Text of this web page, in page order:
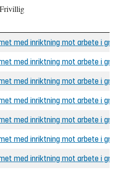
med inriktning mot arbete i
med inriktning mot arbete i
med inriktning mot arbete i
med inriktning mot arbete i
med inriktning mot arbete i
med inriktning mot arbete i
med inriktning mot arbete i